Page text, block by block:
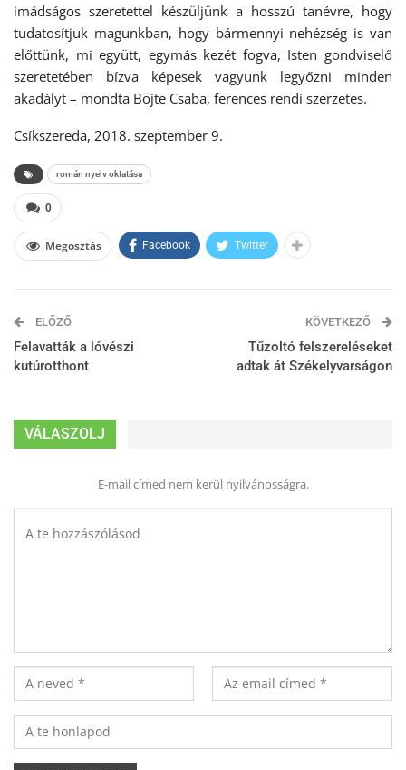
imádságos szeretettel készüljünk a hosszú tanévre, hogy
tudatosítjuk magunkban, hogy bármennyi nehézség is van
előttünk, mi együtt, egymás kezét fogva, Isten gondviselő
szeretetében bízva képesek vagyunk legyőzni minden
akadályt – mondta Böjte Csaba, ferences rendi szerzetes.
Csíkszereda, 2018. szeptember 9.
román nyelv oktatása
0
Megosztás Facebook Twitter
ELŐZŐ
Felavatták a lóvészi
kutúrotthont
KÖVETKEZŐ
Tűzoltó felszereléseket
adtak át Székelyvarságon
VÁLASZOLJ
E-mail címed nem kerül nyilvánosságra.